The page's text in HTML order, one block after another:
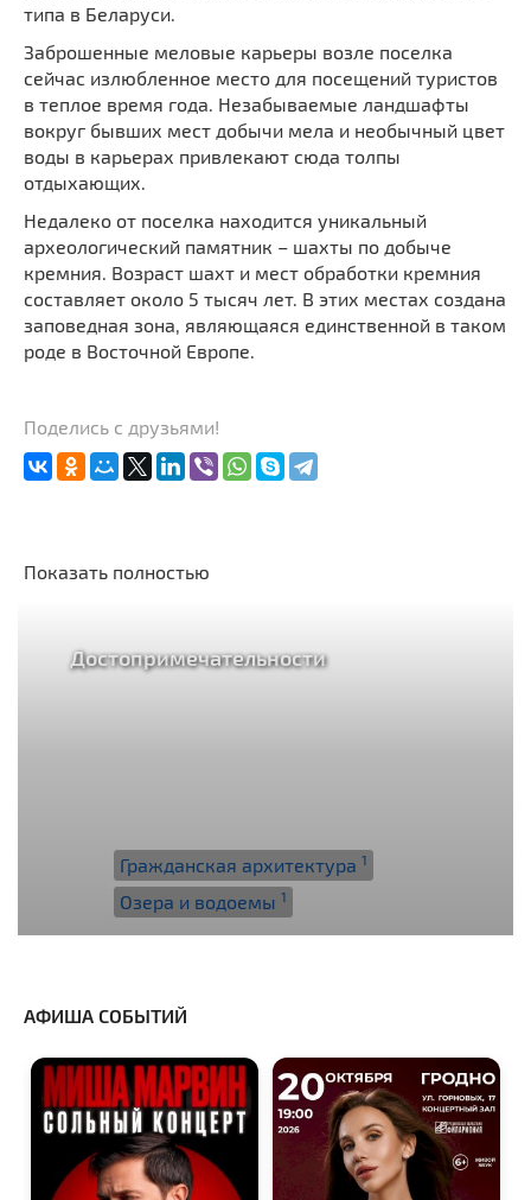
типа в Беларуси.
Заброшенные меловые карьеры возле поселка
сейчас излюбленное место для посещений туристов
в теплое время года. Незабываемые ландшафты
вокруг бывших мест добычи мела и необычный цвет
воды в карьерах привлекают сюда толпы
отдыхающих.
Недалеко от поселка находится уникальный
археологический памятник – шахты по добыче
кремния. Возраст шахт и мест обработки кремния
составляет около 5 тысяч лет. В этих местах создана
заповедная зона, являющаяся единственной в таком
роде в Восточной Европе.
Поделись с друзьями!
Показать полностью
Достопримечательности
Гражданская архитектура 1
Озера и водоемы 1
АФИША СОБЫТИЙ